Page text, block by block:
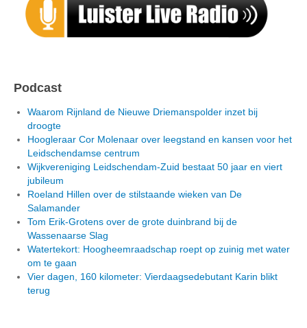
Podcast
Waarom Rijnland de Nieuwe Driemanspolder inzet bij
droogte
Hoogleraar Cor Molenaar over leegstand en kansen voor het
Leidschendamse centrum
Wijkvereniging Leidschendam-Zuid bestaat 50 jaar en viert
jubileum
Roeland Hillen over de stilstaande wieken van De
Salamander
Tom Erik-Grotens over de grote duinbrand bij de
Wassenaarse Slag
Watertekort: Hoogheemraadschap roept op zuinig met water
om te gaan
Vier dagen, 160 kilometer: Vierdaagsedebutant Karin blikt
terug